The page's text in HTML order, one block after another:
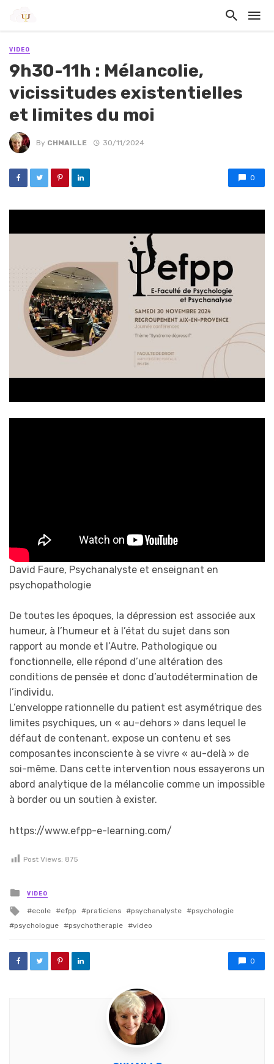
VIDEO
9h30-11h : Mélancolie,
vicissitudes existentielles
et limites du moi
By CHMAILLE 30/11/2024
0
David Faure, Psychanalyste et enseignant en
psychopathologie
De toutes les époques, la dépression est associée aux
humeur, à l’humeur et à l’état du sujet dans son
rapport au monde et l’Autre. Pathologique ou
fonctionnelle, elle répond d’une altération des
conditions de pensée et donc d’autodétermination de
l’individu.
L’enveloppe rationnelle du patient est asymétrique des
limites psychiques, un « au-dehors » dans lequel le
défaut de contenant, expose un contenu et ses
composantes inconsciente à se vivre « au-delà » de
soi-même. Dans cette intervention nous essayerons un
abord analytique de la mélancolie comme un impossible
à border ou un soutien à exister.
https://www.efpp-e-learning.com/
Post Views: 875
Posted in
VIDEO
Tagged with
ecole efpp praticiens psychanalyste
psychologie
psychologue
psychotherapie video
0